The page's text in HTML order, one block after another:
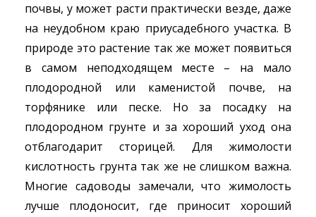
почвы, у может расти практически везде, даже
на неудобном краю приусадебного участка. В
природе это растение так же может появиться
в самом неподходящем месте – на мало
плодородной или каменистой почве, на
торфянике или песке. Но за посадку на
плодородном грунте и за хороший уход она
отблагодарит сторицей. Для жимолости
кислотность грунта так же не слишком важна.
Многие садоводы замечали, что жимолость
лучше плодоносит, где приносит хороший